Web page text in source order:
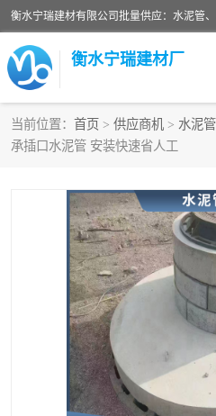
衡水宁瑞建材厂
当前位置： 首页 > 供应商机 > 水泥管
承插口水泥管 安装快速省人工
检查井
水泥检查井
圆形检查井
混凝土检查井
企口水泥管